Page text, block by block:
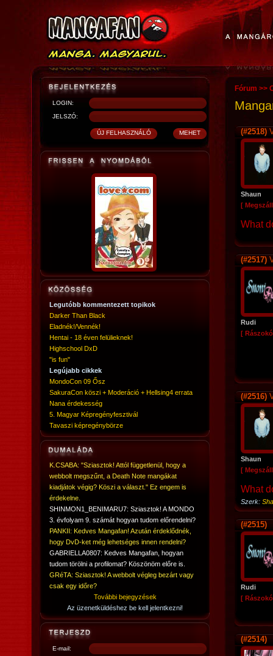
LOGIN:
JELSZÓ:
Legutóbb kommentezett topikok
Darker Than Black
Eladnék!/Vennék!
Hentai - 18 éven felülieknek!
Highschool DxD
"is fun"
Legújabb cikkek
MondoCon 09 Ősz
SakuraCon köszi + Moderáció + Hellsing4 errata
Nana érdekesség
5. Magyar Képregényfesztivál
Tavaszi képregénybörze
K.CSABA: "Sziasztok! Attól függetlenül, hogy a
webbolt megszűnt, a Death Note mangákat
kiadjátok végig? Köszi a választ." Ez engem is
érdekelne.
SHINMON1_BENIMARU7: Sziasztok! A MONDO
3. évfolyam 9. számát hogyan tudom előrendelni?
PANKII: Kedves Mangafan! Azután érdeklődnék,
hogy DvD-ket még lehetséges innen rendelni?
GABRIELLA0807: Kedves Mangafan, hogyan
tudom törölni a profilomat? Köszönöm előre is.
GRéTA: Sziasztok! A webbolt végleg bezárt vagy
csak egy időre?
További bejegyzések
Az üzenetküldéshez be kell jelentkezni!
E-mail:
Fórum >>
(#2518)
Shaun
[
What
(#2517)
Rudi
[
(#2516)
Shaun
[
What
Szerk:
(#2515)
Rudi
[
(#2514)